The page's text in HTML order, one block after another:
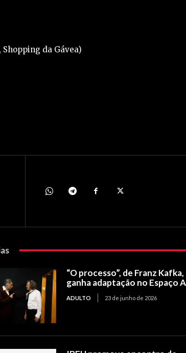
Shopping da Gávea)
“O processo”, de Franz Kafka,
ganha adaptação no Espaço
ADULTO 23 de junho de 2026